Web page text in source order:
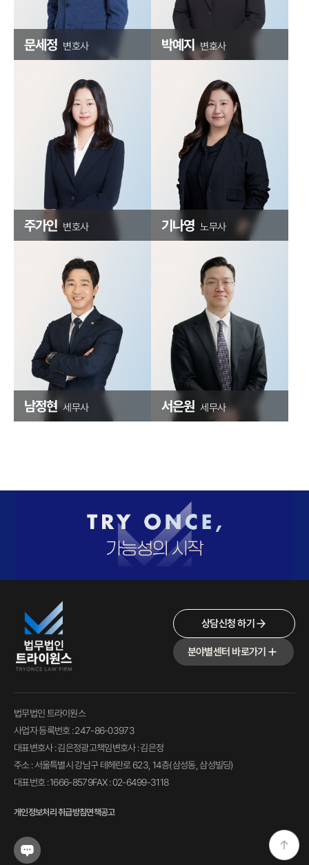
문세정 변호사 박예지 변호사
주가인 변호사 기나영 노무사
남정현 세무사 서은원 세무사
상담신청 하기
분야별센터 바로가기
법무법인 트라이원스
사업자 등록번호 : 247-86-03973
대표변호사 : 김은정광고책임변호사 : 김은정
주소 : 서울특별시 강남구 테헤란로 623, 14층(삼성동, 삼성빌딩)
대표번호 : 1666-8579FAX : 02-6499-3118
개인정보처리 취급방침면책공고